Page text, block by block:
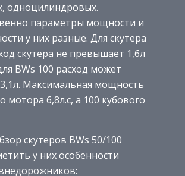
одноцилиндровых.
параметры мощности и
у них разные. Для скутера
скутера не превышает 1,6л
BWs 100 расход может
Максимальная мощность
мотора 6,8л.с, а 100 кубового
скутеров BWs 50/100
у них особенности